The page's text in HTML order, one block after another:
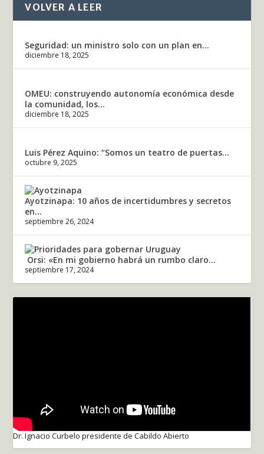
VOLVER A LEER
Seguridad: un ministro solo con un plan en...
diciembre 18, 2025
OMEU: construyendo autonomía económica desde
la comunidad, los...
diciembre 18, 2025
Luis Pérez Aquino: “Somos un teatro de puertas...
octubre 9, 2025
Ayotzinapa: 10 años de incertidumbres y secretos
en...
septiembre 26, 2024
Orsi: «En mi gobierno habrá un rumbo claro...
septiembre 17, 2024
Dr. Ignacio Curbelo presidente de Cabildo Abierto